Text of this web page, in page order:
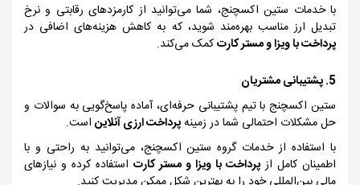
با خدمات ستین اکسچنج، شما می‌توانید از کارمزدهای رقابتی و نرخ
تبدیل ارز مناسب بهره‌مند شوید، که به کاهش هزینه‌های اضافی در
پرداخت با ویزا و مستر کارتکمک می‌کند.
5. پشتیبانی مشتریان
ستین اکسچنج با تیم پشتیبانی حرفه‌ای، آماده پاسخ‌گویی به سوالات و
حل مشکلات احتمالی شما در زمینهپرداخت ارزی آنلاین است.
با استفاده از خدمات گروه ستین اکسچنج، می‌توانید به راحتی و با
اطمینان کامل از پرداخت با ویزا و مستر کارت استفاده کرده و نیازهای